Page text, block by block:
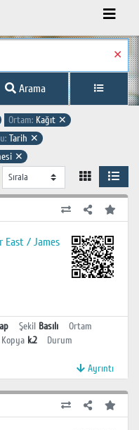
✕
Arama
Ortam: Kağıt ✕
Tarih ✕
✕
East / James
Şekil Basılı
Ortam
Kopya k.2
Durum
Ayrıntı